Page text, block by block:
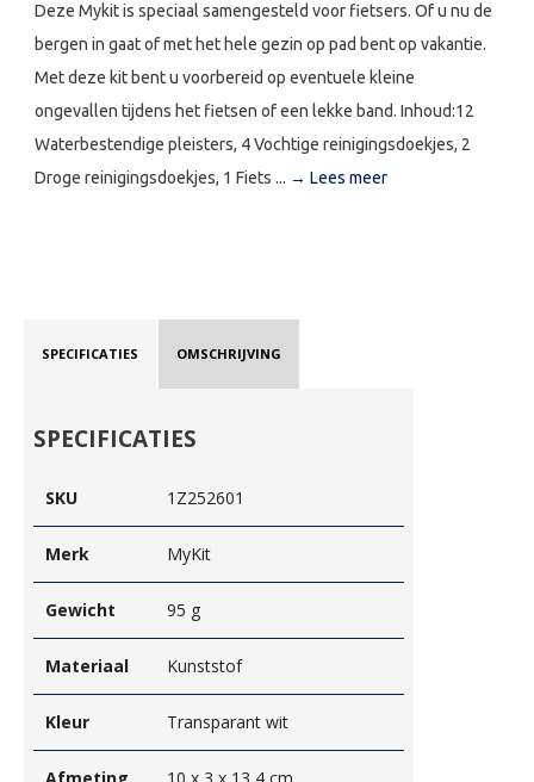
Deze Mykit is speciaal samengesteld voor fietsers. Of u nu de
bergen in gaat of met het hele gezin op pad bent op vakantie.
Met deze kit bent u voorbereid op eventuele kleine
ongevallen tijdens het fietsen of een lekke band. Inhoud:12
Waterbestendige pleisters, 4 Vochtige reinigingsdoekjes, 2
Droge reinigingsdoekjes, 1 Fiets ... → Lees meer
SPECIFICATIES OMSCHRIJVING
SPECIFICATIES
SKU 1Z252601
Merk MyKit
Gewicht 95 g
Materiaal Kunststof
Kleur Transparant wit